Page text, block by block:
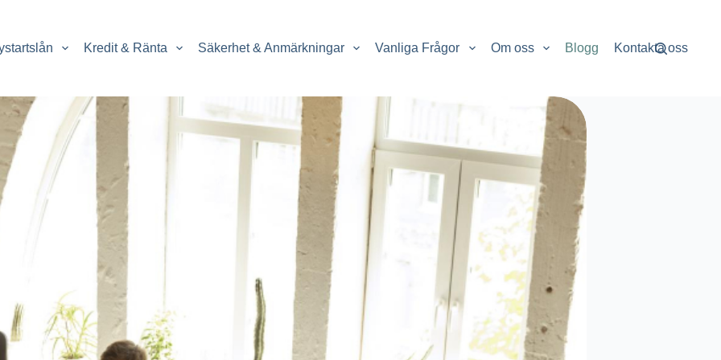
Kredit & Ränta Säkerhet & Anmärkningar Vanliga Frågor Om oss Blogg Kontakta oss